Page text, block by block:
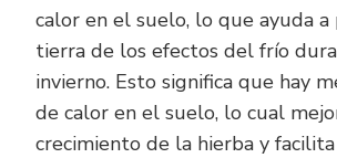
calor en el suelo, lo que ayuda
tierra de los efectos del frío
invierno. Esto significa que hay
de calor en el suelo, lo cual
crecimiento de la hierba y